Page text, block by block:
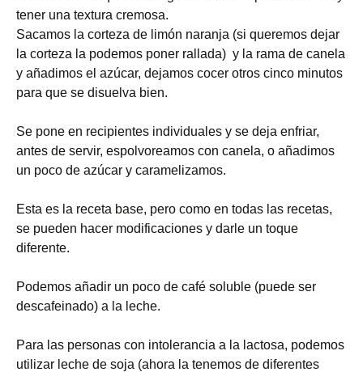
tener una textura cremosa.
Sacamos la corteza de limón naranja (si queremos dejar
la corteza la podemos poner rallada) y la rama de canela
y añadimos el azúcar, dejamos cocer otros cinco minutos
para que se disuelva bien.
Se pone en recipientes individuales y se deja enfriar,
antes de servir, espolvoreamos con canela, o añadimos
un poco de azúcar y caramelizamos.
Esta es la receta base, pero como en todas las recetas,
se pueden hacer modificaciones y darle un toque
diferente.
Podemos añadir un poco de café soluble (puede ser
descafeinado) a la leche.
Para las personas con intolerancia a la lactosa, podemos
utilizar leche de soja (ahora la tenemos de diferentes